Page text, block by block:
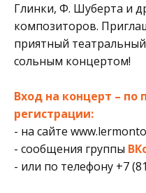
Глинки, Ф. Шуберта и
композиторов.
приятный
сольным концертом!
Вход на концерт – по
регистрации:
- на сайте
- сообщения группы
- или по телефону +7